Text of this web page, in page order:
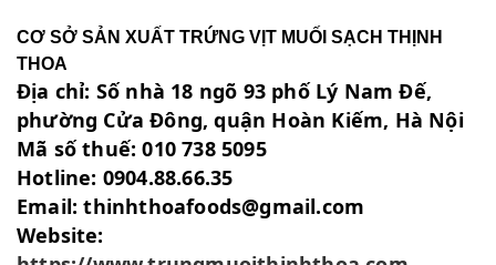
CƠ SỞ SẢN XUẤT TRỨNG VỊT MUỐI SẠCH THỊNH
THOA
Địa chỉ: Số nhà 18 ngõ 93 phố Lý Nam Đế,
phường Cửa Đông, quận Hoàn Kiếm, Hà Nội
Mã số thuế: 010 738 5095
Hotline: 0904.88.66.35
Email: thinhthoafoods@gmail.com
Website: